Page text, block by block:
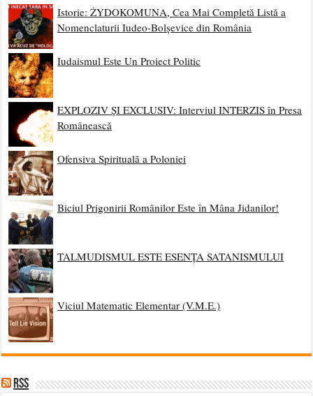
Istorie: ŻYDOKOMUNA, Cea Mai Completă Listă a
Nomenclaturii Iudeo-Bolșevice din România
Iudaismul Este Un Proiect Politic
EXPLOZIV ȘI EXCLUSIV: Interviul INTERZIS în Presa
Românească
Ofensiva Spirituală a Poloniei
Biciul Prigonirii Românilor Este în Mâna Jidanilor!
TALMUDISMUL ESTE ESENȚA SATANISMULUI
Viciul Matematic Elementar (V.M.E.)
RSS